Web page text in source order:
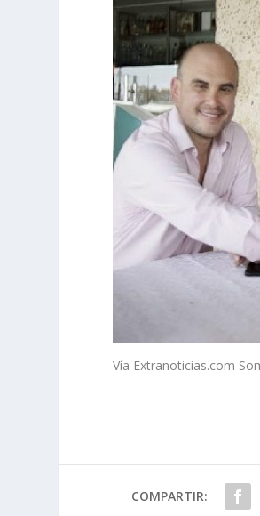
Vía Extranoticias.com
COMPARTIR: